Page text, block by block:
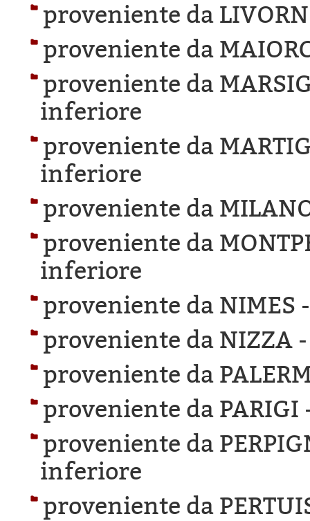
proveniente da
proveniente da
proveniente da
inferiore
proveniente da
inferiore
proveniente da
proveniente da
inferiore
proveniente da NIMES
proveniente da NIZZA
proveniente da
proveniente da PARIGI
proveniente da
inferiore
proveniente da